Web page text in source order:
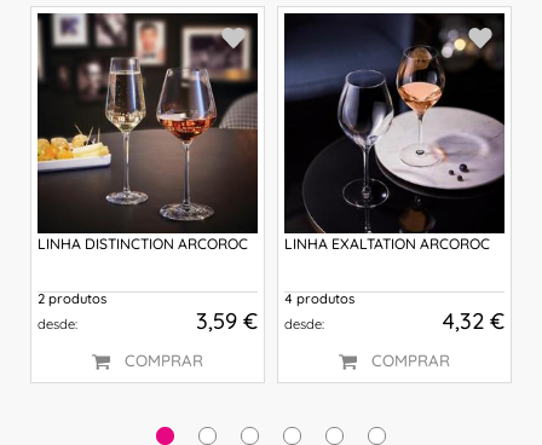
LINHA DISTINCTION ARCOROC
2 produtos
desde:
3,59 €
COMPRAR
LINHA EXALTATION ARCOROC
4 produtos
desde:
4,32 €
COMPRAR